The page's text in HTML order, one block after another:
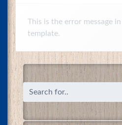
This is the error message
template.